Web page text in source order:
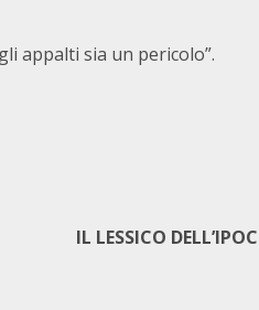
appalti sia un pericolo”.
IL LESSICO